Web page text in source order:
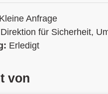
Kleine Anfrage
Direktion für Sicherheit,
Erledigt
von